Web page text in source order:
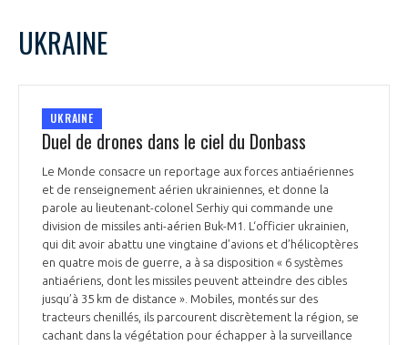
UKRAINE
UKRAINE
Duel de drones dans le ciel du Donbass
Le Monde consacre un reportage aux forces antiaériennes
et de renseignement aérien ukrainiennes, et donne la
parole au lieutenant-colonel Serhiy qui commande une
division de missiles anti-aérien Buk-M1. L‘officier ukrainien,
qui dit avoir abattu une vingtaine d’avions et d’hélicoptères
en quatre mois de guerre, a à sa disposition « 6 systèmes
antiaériens, dont les missiles peuvent atteindre des cibles
jusqu’à 35 km de distance ». Mobiles, montés sur des
tracteurs chenillés, ils parcourent discrètement la région, se
cachant dans la végétation pour échapper à la surveillance